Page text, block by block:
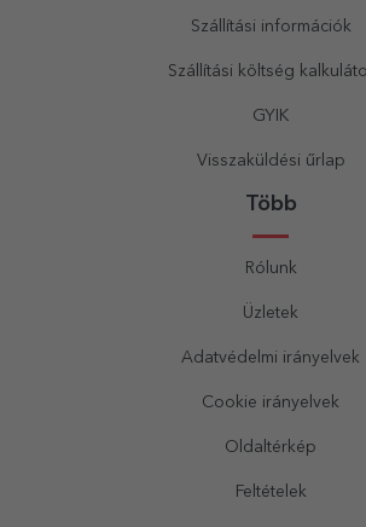
Szállítási információk
Szállítási költség
GYIK
Visszaküldési űrlap
Több
Rólunk
Üzletek
Adatvédelmi irányelvek
Cookie irányelvek
Oldaltérkép
Feltételek